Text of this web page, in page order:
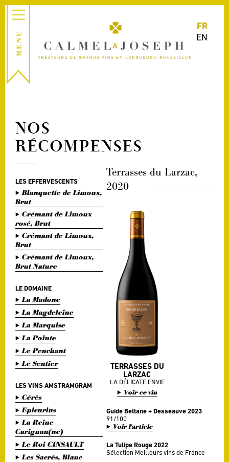
FR
EN
NOS
RÉCOMPENSES
LES EFFERVESCENTS
Blanquette de Limoux,
Brut
Crémant de Limoux
rosé, Brut
Crémant de Limoux,
Brut
Crémant de Limoux,
Brut Nature
LE DOMAINE
La Madone
La Magdeleine
La Marquise
La Pointe
Le Penchant
Le Sentier
LES VINS AMSTRAMGRAM
Cérès
Epicurius
La Reine
Carignan(ne)
Le Roi CINSAULT
Les Sacrés, Blanc
Terrasses du Larzac,
2020
TERRASSES DU
LARZAC
LA DÉLICATE ENVIE
Voir ce vin
Guide Bettane + Desseauve 2023
91/100
Voir l'article
La Tulipe Rouge 2022
Sélection Meilleurs vins de France